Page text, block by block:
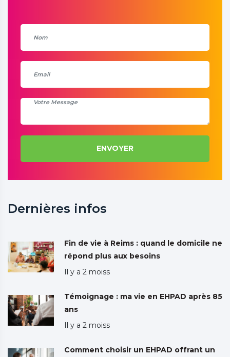
ENVOYER
Dernières infos
Fin de vie à Reims : quand le domicile ne
répond plus aux besoins
Il y a 2 moiss
Témoignage : ma vie en EHPAD après 85
ans
Il y a 2 moiss
Comment choisir un EHPAD offrant un